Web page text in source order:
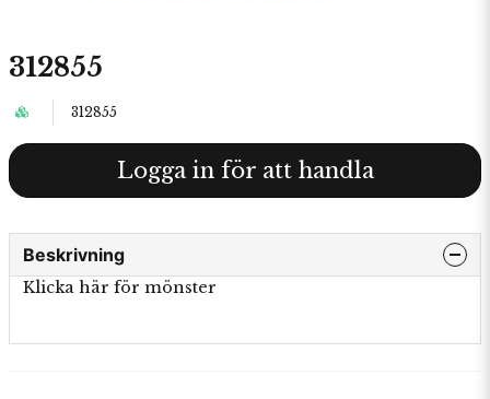
312855
312855
Logga in för att handla
Beskrivning
Klicka här för mönster